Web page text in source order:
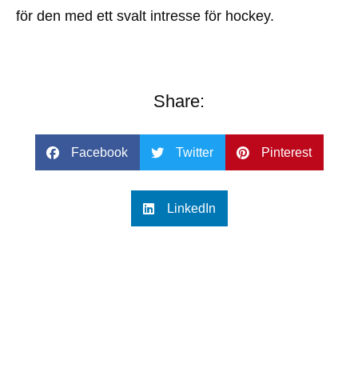
för den med ett svalt intresse för hockey.
Share:
Facebook Twitter Pinterest
LinkedIn